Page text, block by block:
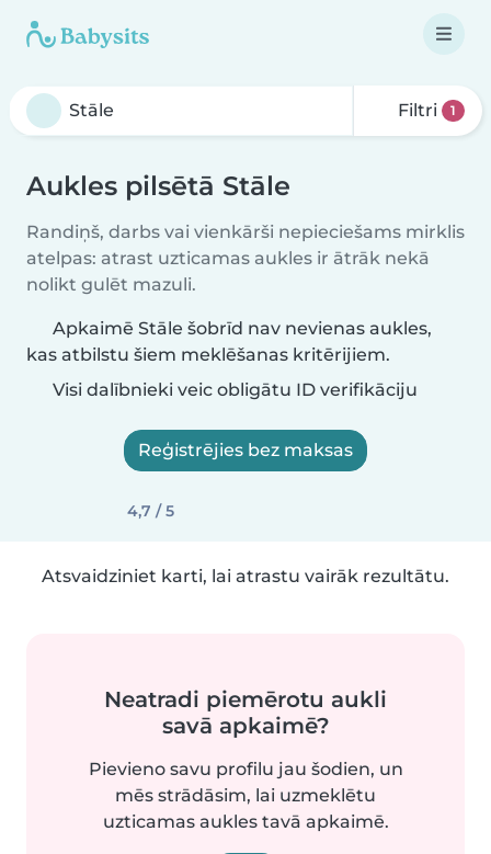
Filtri 1
Aukles pilsētā Stāle
Randiņš, darbs vai vienkārši nepieciešams mirklis
atelpas: atrast uzticamas aukles ir ātrāk nekā
nolikt gulēt mazuli.
Apkaimē Stāle šobrīd nav nevienas aukles,
kas atbilstu šiem meklēšanas kritērijiem.
Visi dalībnieki veic obligātu ID verifikāciju
Reģistrējies bez maksas
4,7 / 5
Atsvaidziniet karti, lai atrastu vairāk rezultātu.
Neatradi piemērotu aukli
savā apkaimē?
Pievieno savu profilu jau šodien, un
mēs strādāsim, lai uzmeklētu
uzticamas aukles tavā apkaimē.